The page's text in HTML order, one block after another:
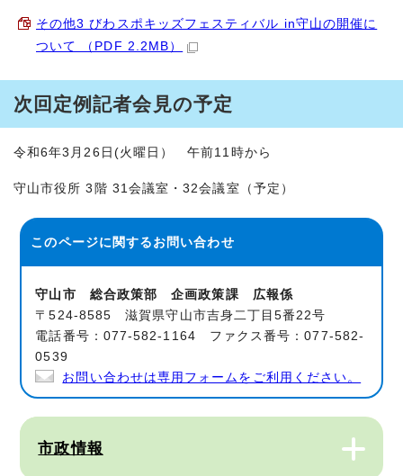
その他3 びわスポキッズフェスティバル in守山の開催に
ついて （PDF 2.2MB）
次回定例記者会見の予定
令和6年3月26日(火曜日） 午前11時から
守山市役所 3階 31会議室・32会議室（予定）
このページに関するお問い合わせ
守山市 総合政策部 企画政策課 広報係
〒524-8585 滋賀県守山市吉身二丁目5番22号
電話番号：077-582-1164 ファクス番号：077-582-
0539
お問い合わせは専用フォームをご利用ください。
市政情報